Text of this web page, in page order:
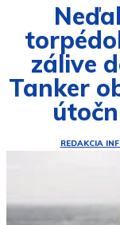
zálive
Tanker
REDAKCIA